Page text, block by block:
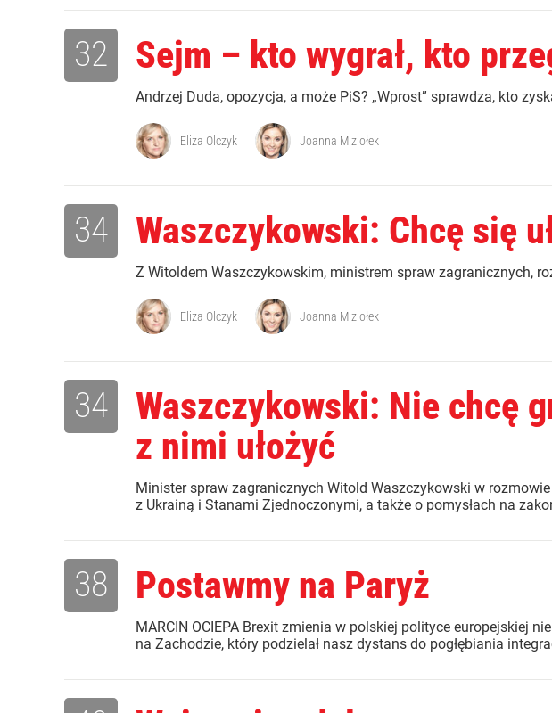
Sejm – kto wygrał, kto
Andrzej Duda, opozycja, a może PiS? „Wprost” sprawdza, kto
32
Eliza Olczyk Joanna Miziołek
Waszczykowski: Chcę się
Z Witoldem Waszczykowskim, ministrem spraw zagranicznych,
34
Eliza Olczyk Joanna Miziołek
Waszczykowski: Nie chcę
z nimi ułożyć
Minister spraw zagranicznych Witold Waszczykowski w
z Ukrainą i Stanami Zjednoczonymi, a także o pomysłach na
34
Postawmy na Paryż
MARCIN OCIEPA Brexit zmienia w polskiej polityce europejskiej
na Zachodzie, który podzielał nasz dystans do pogłębiania
38